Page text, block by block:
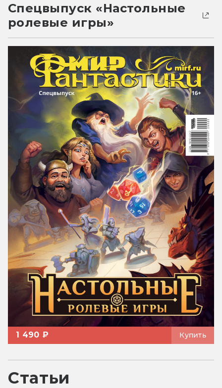
Спецвыпуск «Настольные
ролевые игры»
1 490 ₽ Купить
Статьи